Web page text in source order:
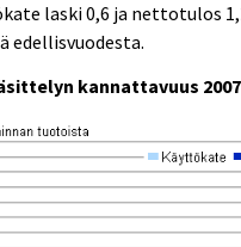
laski 0,6 ja nettotulos
edellisvuodesta.
kannattavuus